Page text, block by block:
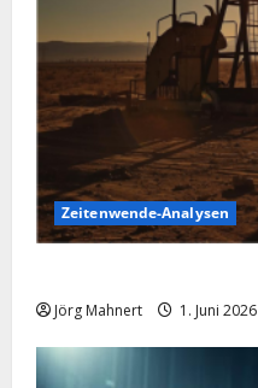
Zeitenwende-Analysen
Jörg Mahnert 1. Juni 2026